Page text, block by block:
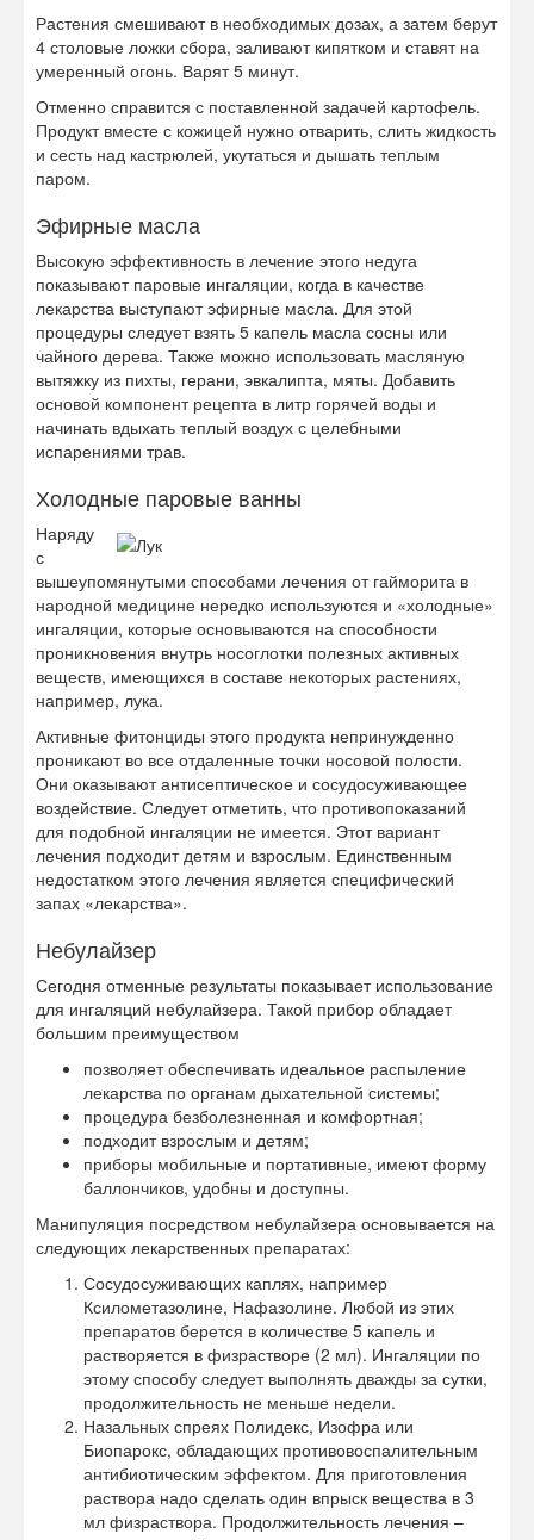
Растения смешивают в необходимых дозах, а затем берут
4 столовые ложки сбора, заливают кипятком и ставят на
умеренный огонь. Варят 5 минут.
Отменно справится с поставленной задачей картофель.
Продукт вместе с кожицей нужно отварить, слить жидкость
и сесть над кастрюлей, укутаться и дышать теплым
паром.
Эфирные масла
Высокую эффективность в лечение этого недуга
показывают паровые ингаляции, когда в качестве
лекарства выступают эфирные масла. Для этой
процедуры следует взять 5 капель масла сосны или
чайного дерева. Также можно использовать масляную
вытяжку из пихты, герани, эвкалипта, мяты. Добавить
основой компонент рецепта в литр горячей воды и
начинать вдыхать теплый воздух с целебными
испарениями трав.
Холодные паровые ванны
Наряду
с
вышеупомянутыми способами лечения от гайморита в
народной медицине нередко используются и «холодные»
ингаляции, которые основываются на способности
проникновения внутрь носоглотки полезных активных
веществ, имеющихся в составе некоторых растениях,
например, лука.
Активные фитонциды этого продукта непринужденно
проникают во все отдаленные точки носовой полости.
Они оказывают антисептическое и сосудосуживающее
воздействие. Следует отметить, что противопоказаний
для подобной ингаляции не имеется. Этот вариант
лечения подходит детям и взрослым. Единственным
недостатком этого лечения является специфический
запах «лекарства».
Небулайзер
Сегодня отменные результаты показывает использование
для ингаляций небулайзера. Такой прибор обладает
большим преимуществом
позволяет обеспечивать идеальное распыление
лекарства по органам дыхательной системы;
процедура безболезненная и комфортная;
подходит взрослым и детям;
приборы мобильные и портативные, имеют форму
баллончиков, удобны и доступны.
Манипуляция посредством небулайзера основывается на
следующих лекарственных препаратах:
Сосудосуживающих каплях, например
Ксилометазолине, Нафазолине. Любой из этих
препаратов берется в количестве 5 капель и
растворяется в физрастворе (2 мл). Ингаляции по
этому способу следует выполнять дважды за сутки,
продолжительность не меньше недели.
Назальных спреях Полидекс, Изофра или
Биопарокс, обладающих противовоспалительным
антибиотическим эффектом. Для приготовления
раствора надо сделать один впрыск вещества в 3
мл физраствора. Продолжительность лечения –